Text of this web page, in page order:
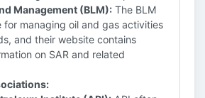
Management (BLM): The BLM
for managing oil and gas activities
and their website contains
on SAR and related